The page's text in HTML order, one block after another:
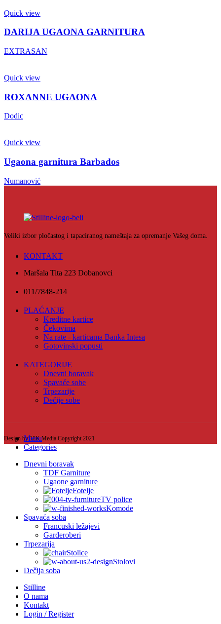
Quick view
DARIJA UGAONA GARNITURA
EXTRASAN
Quick view
ROXANNE UGAONA
Dodic
Quick view
Ugaona garnitura Barbados
Numanović
Veliki izbor pločastog i tapaciranog nameštaja za opremanje Vašeg doma.
KONTAKT
Maršala Tita 223 Dobanovci
011/7848-214
PLAĆANJE
Kreditne kartice
Čekovima
Na rate - karticama Banka Intesa
Gotovinski popusti
KATEGORIJE
Dnevni boravak
Spavaće sobe
Trpezarije
Dečije sobe
Design by 38K Media Copyright 2021
Menu
Categories
Dnevni boravak
TDF Garniture
Ugaone garniture
Fotelje
TV police
Komode
Spavaća soba
Francuski ležajevi
Garderoberi
Trpezarija
Stolice
Stolovi
Dečija soba
Stilline
O nama
Kontakt
Login / Register